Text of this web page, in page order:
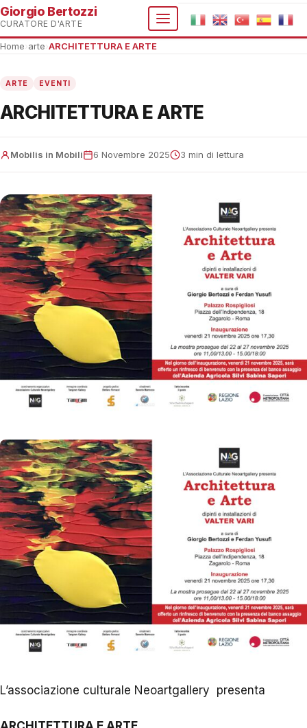
Giorgio Bertozzi
CURATORE D'ARTE
Home arte ARCHITETTURA E ARTE
ARTE EVENTI
ARCHITETTURA E ARTE
Mobilis in Mobili 6 Novembre 2025 3 min di lettura
L’associazione culturale Neoartgallery presenta